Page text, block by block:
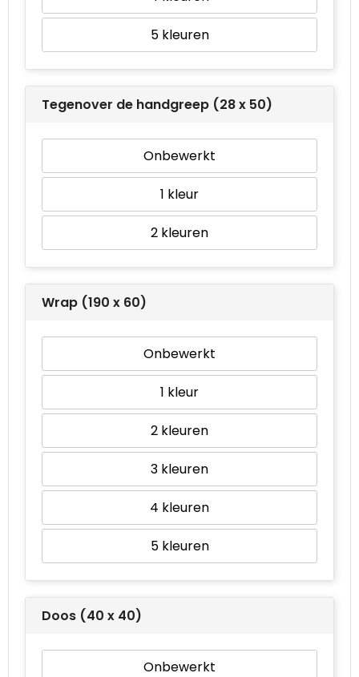
5
Tegenover de handgreep (28 x 50)
Onbewerkt
1
2
Wrap (190 x 60)
Onbewerkt
1
2
3
4
5
Doos (40 x 40)
Onbewerkt